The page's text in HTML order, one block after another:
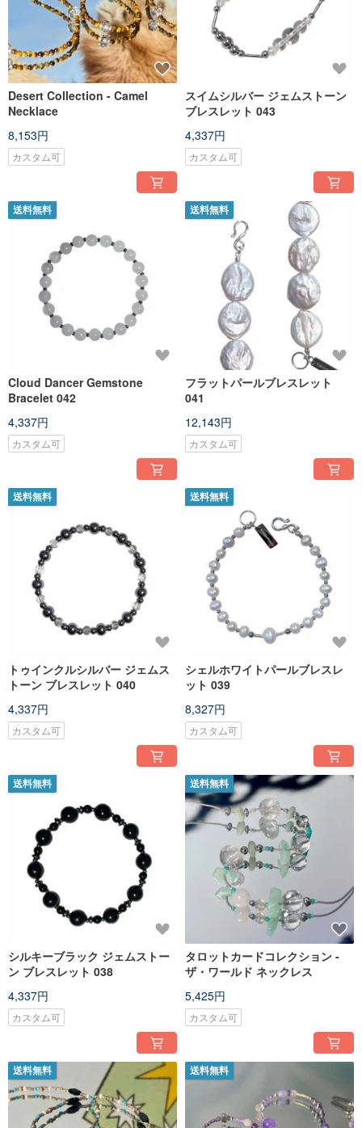
Desert Collection - Camel
Necklace
8,153円
カスタム可
スイムシルバー ジェムストーン
ブレスレット 043
4,337円
カスタム可
送料無料
Cloud Dancer Gemstone
Bracelet 042
4,337円
カスタム可
送料無料
フラットパールブレスレット
041
12,143円
カスタム可
送料無料
トゥインクルシルバー ジェムス
トーン ブレスレット 040
4,337円
カスタム可
送料無料
シェルホワイトパールブレスレ
ット 039
8,327円
カスタム可
送料無料
シルキーブラック ジェムストー
ン ブレスレット 038
4,337円
カスタム可
送料無料
タロットカードコレクション -
ザ・ワールド ネックレス
5,425円
カスタム可
送料無料 送料無料